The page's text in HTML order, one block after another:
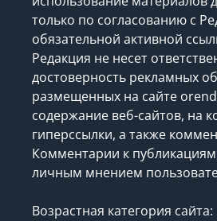
только по согласованию с
обязательной активной
Редакция не несет
достоверность рекламных
размещенных на сайте
содержание веб-сайтов, на
гиперссылки, а также
Комментарии к
личным мнением
Возрастная категория сайта: